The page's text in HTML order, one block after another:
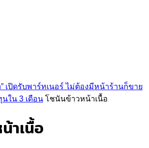
เปิดรับพาร์ทเนอร์ ไม่ต้องมีหน้าร้านก็ขาย
ใน 3 เดือน โชนันข้าวหน้าเนื้อ
าเนื้อ